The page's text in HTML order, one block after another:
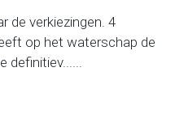
de verkiezingen. 4
op het waterschap de
definitiev......